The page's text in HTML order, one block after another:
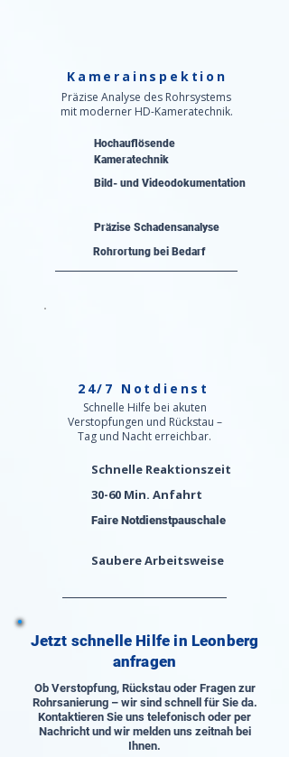
Kamerainspektion
Präzise Analyse des Rohrsystems
mit moderner HD-Kameratechnik.
Hochauflösende
Kameratechnik
Bild- und Videodokumentation
Präzise Schadensanalyse​
Rohrortung bei Bedarf
24/7 Notdienst
Schnelle Hilfe bei akuten
Verstopfungen und Rückstau –
Tag und Nacht erreichbar.
Schnelle Reaktionszeit
30-60 Min. Anfahrt
Faire Notdienstpauschale
Saubere Arbeitsweise
Jetzt schnelle Hilfe in Leonberg
anfragen
Ob Verstopfung, Rückstau oder Fragen zur
Rohrsanierung – wir sind schnell für Sie da.
Kontaktieren Sie uns telefonisch oder per
Nachricht und wir melden uns zeitnah bei
Ihnen.